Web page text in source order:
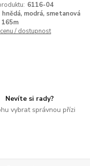
6116-04
hnědá, modrá, smetanová
165m
/ dostupnost
Nevíte si rady?
vybrat správnou přízi